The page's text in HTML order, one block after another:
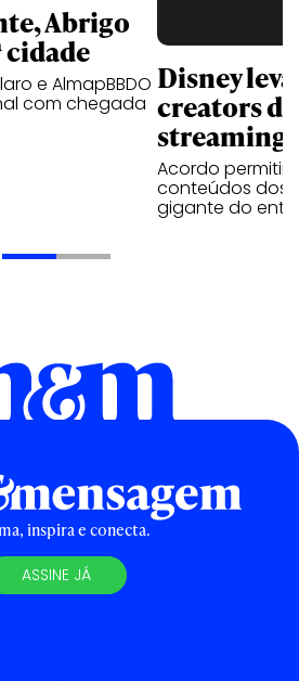
Abrigo
cidade
e AlmapBBDO
com chegada
Disney
creators
streaming
Acordo
conteúdos dos
gigante do
inspira e conecta.
ASSINE JÁ